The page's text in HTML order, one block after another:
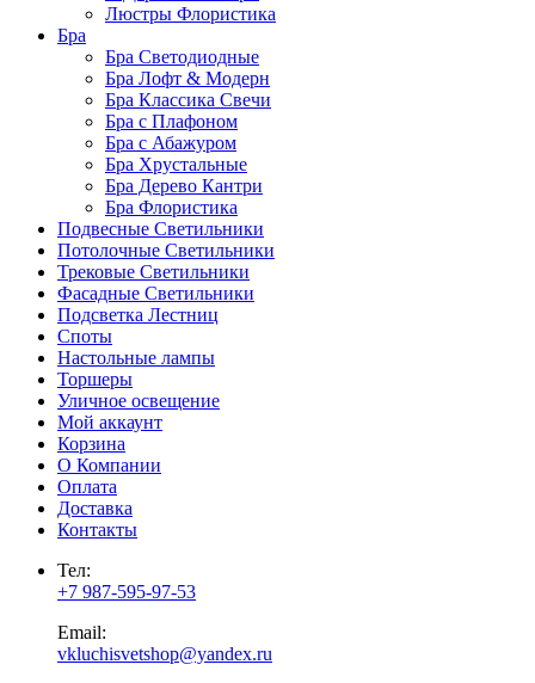
Люстры Флористика
Бра
Бра Светодиодные
Бра Лофт & Модерн
Бра Классика Свечи
Бра с Плафоном
Бра с Абажуром
Бра Хрустальные
Бра Дерево Кантри
Бра Флористика
Подвесные Светильники
Потолочные Светильники
Трековые Светильники
Фасадные Светильники
Подсветка Лестниц
Споты
Настольные лампы
Торшеры
Уличное освещение
Мой аккаунт
Корзина
О Компании
Оплата
Доставка
Контакты
Тел:
+7 987-595-97-53
Email:
vkluchisvetshop@yandex.ru